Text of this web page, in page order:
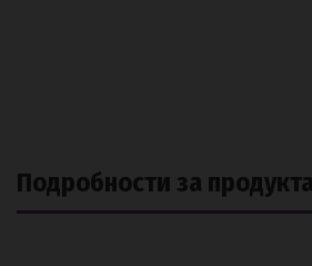
Подробности за продукта